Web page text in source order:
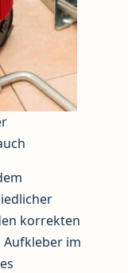
korrekten
Aufkleber im